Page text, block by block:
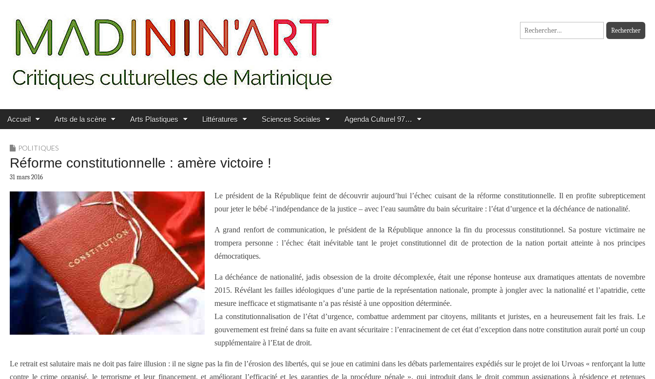
MADININ'ART
Rechercher :
Main menu
Skip to content
Accueil Arts de la scène Arts Plastiques Littératures Sciences Sociales Agenda Culturel 97…
POLITIQUES
Réforme constitutionnelle : amère victoire !
31 mars 2016
Le président de la République feint de découvrir aujourd’hui l’échec cuisant de la réforme constitutionnelle. Il en profite subrepticement
pour jeter le bébé -l’indépendance de la justice – avec l’eau saumâtre du bain sécuritaire : l’état d’urgence et la déchéance de nationalité.
A grand renfort de communication, le président de la République annonce la fin du processus constitutionnel. Sa posture victimaire ne
trompera personne : l’échec était inévitable tant le projet constitutionnel dit de protection de la nation portait atteinte à nos principes
démocratiques.
La déchéance de nationalité, jadis obsession de la droite décomplexée, était une réponse honteuse aux dramatiques attentats de novembre
2015. Révélant les failles idéologiques d’une partie de la représentation nationale, prompte à jongler avec la nationalité et l’apatridie, cette
mesure inefficace et stigmatisante n’a pas résisté à une opposition déterminée.
La constitutionnalisation de l’état d’urgence, combattue ardemment par citoyens, militants et juristes, en a heureusement fait les frais. Le
gouvernement est freiné dans sa fuite en avant sécuritaire : l’enracinement de cet état d’exception dans notre constitution aurait porté un coup
supplémentaire à l’Etat de droit.
Le retrait est salutaire mais ne doit pas faire illusion : il ne signe pas la fin de l’érosion des libertés, qui se joue en catimini dans les débats parlementaires expédiés sur le projet de loi Urvoas « renforçant la lutte
contre le crime organisé, le terrorisme et leur financement, et améliorant l’efficacité et les garanties de la procédure pénale », qui introduit dans le droit commun assignations à résidence et retenues